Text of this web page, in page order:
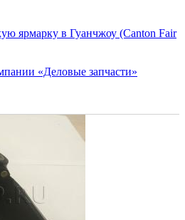
ярмарку в Гуанчжоу (Canton Fair
«Деловые запчасти»